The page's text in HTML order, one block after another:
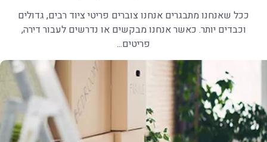
ככל שאנחנו מתבגרים אנחנו צוברים פריטי ציוד רבים, גדולים
וכבדים יותר. כאשר אנחנו מבקשים או נדרשים לעבור דירה,
פריטים...